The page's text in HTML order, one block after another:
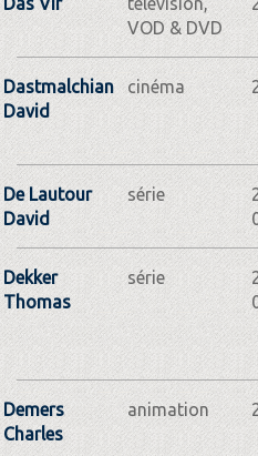
VOD & DVD
Dastmalchian
David
cinéma
De Lautour
David
série
Dekker
Thomas
série
Demers
Charles
animation